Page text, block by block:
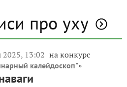
про уху
2025, 13:02 на конкурс
калейдоскоп"»